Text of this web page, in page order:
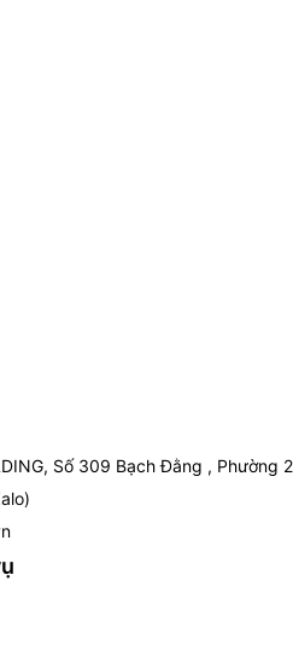
Số 309 Bạch Đằng , Phường